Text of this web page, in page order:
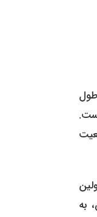
ازای هر زن است.
به